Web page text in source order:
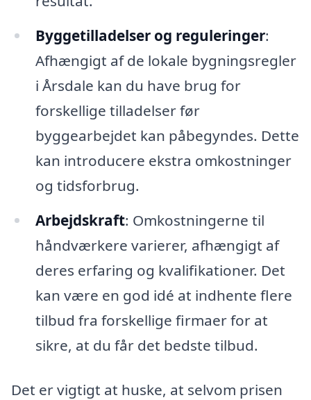
Byggetilladelser og reguleringer:
Afhængigt af de lokale bygningsregler
i Årsdale kan du have brug for
forskellige tilladelser før
byggearbejdet kan påbegyndes. Dette
kan introducere ekstra omkostninger
og tidsforbrug.
Arbejdskraft: Omkostningerne til
håndværkere varierer, afhængigt af
deres erfaring og kvalifikationer. Det
kan være en god idé at indhente flere
tilbud fra forskellige firmaer for at
sikre, at du får det bedste tilbud.
Det er vigtigt at huske, at selvom prisen